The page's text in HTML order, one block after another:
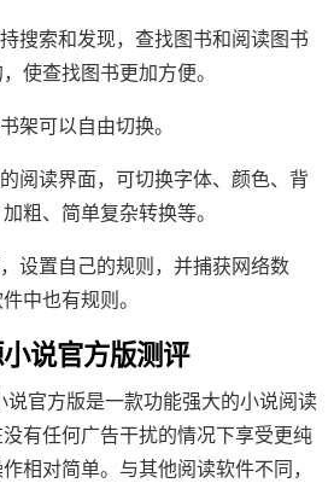
搜索和发现，查找图书和阅读图书
使查找图书更加方便。
架可以自由切换。
阅读界面，可切换字体、颜色、背
粗、简单复杂转换等。
设置自己的规则，并捕获网络数
中也有规则。
说官方版测评
说官方版是一款功能强大的小说阅读
有任何广告干扰的情况下享受更纯
相对简单。与其他阅读软件不同，